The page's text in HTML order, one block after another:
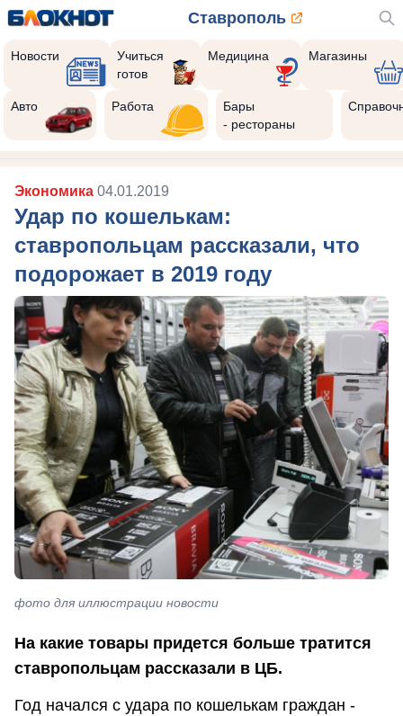
Ставрополь
Новости
Учиться
готов
Медицина Магазины
Авто Работа
Бары
- рестораны
Экономика 04.01.2019
Удар по кошелькам:
ставропольцам рассказали, что
подорожает в 2019 году
фото для иллюстрации новости
На какие товары придется больше тратится
ставропольцам рассказали в ЦБ.
Год начался с удара по кошелькам граждан -